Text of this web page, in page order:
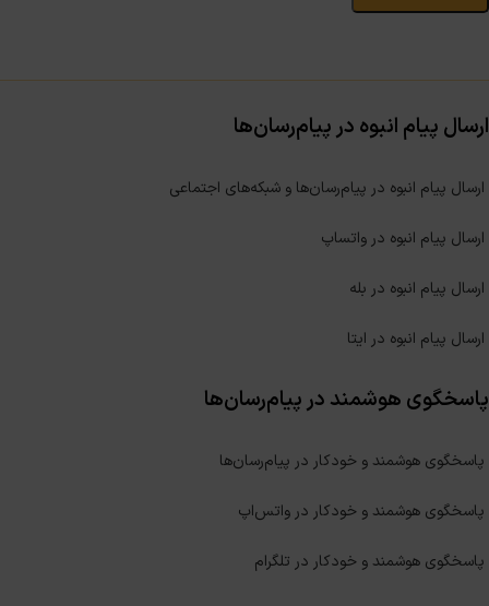
ارسال پیام انبوه در پیام‌رسان‌ها
ارسال پیام انبوه در پیام‌رسان‌ها و شبکه‌های اجتماعی
ارسال پیام انبوه در واتساپ
ارسال پیام انبوه در بله
ارسال پیام انبوه در ایتا
پاسخگوی هوشمند در پیام‌رسان‌ها
پاسخگوی هوشمند و خودکار در پیام‌رسان‌ها
پاسخگوی هوشمند و خودکار در واتس‌اپ
پاسخگوی هوشمند و خودکار در تلگرام